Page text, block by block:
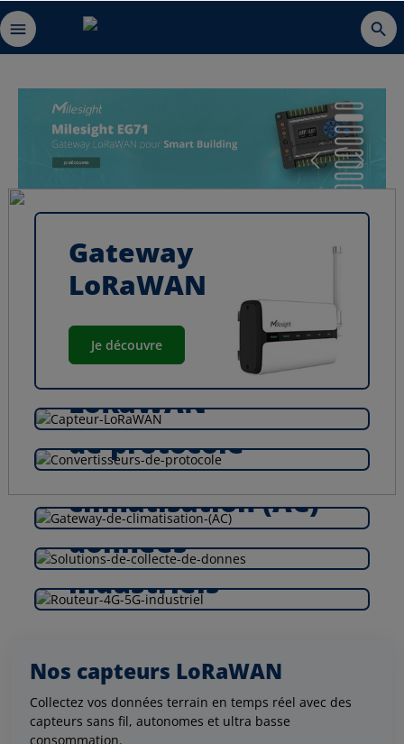
Gateway
LoRaWAN
Je découvre
Capteurs
LoRaWAN
Je découvre
Convertisseurs
de protocole
Je découvre
Gateway de
climatisation (AC)
Je découvre
Collecte de
données
Je découvre
Routeurs 4G/5G
industriels
Nos capteurs LoRaWAN
Collectez vos données terrain en temps réel avec des
capteurs sans fil, autonomes et ultra basse
consommation.